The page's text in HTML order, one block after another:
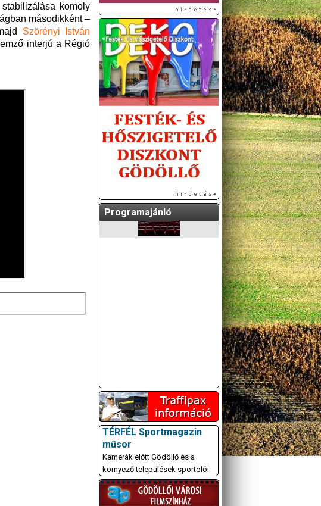
komoly
másodikként –
Szörényi István
interjú a Régió
Programajánló
A GÖDÖLLŐI ÉS
KÖRNYÉKBELI
KULTURÁLIS- ÉS
SPORTPROGRAMOKAT
KÖZÖSSÉGI
OLDALUNKON TESSZÜK
TÉRFÉL Sportmagazin
műsor
Kamerák előtt Gödöllő és a
környező települések sportolói